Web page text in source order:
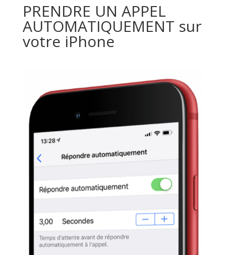
PRENDRE UN APPEL
AUTOMATIQUEMENT sur
votre iPhone